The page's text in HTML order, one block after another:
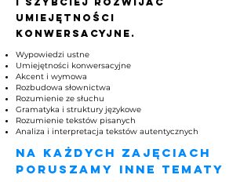
umiejętności
konwersacyjne.
Wypowiedzi ustne
Umiejętności konwersacyjne
Akcent i wymowa
Rozbudowa słownictwa​
Rozumienie ze słuchu
Gramatyka i struktury językowe
Rozumienie tekstów pisanych
Analiza i interpretacja tekstów autentycznych
na każdych zajęciach
poruszamy inne tematy